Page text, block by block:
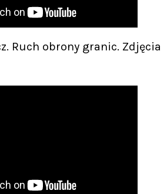
Ruch obrony granic. Zdjęcia